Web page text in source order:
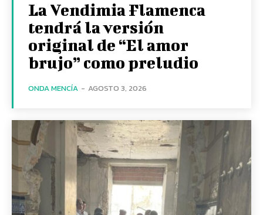
La Vendimia Flamenca
tendrá la versión
original de “El amor
brujo” como preludio
ONDA MENCÍA - AGOSTO 3, 2026